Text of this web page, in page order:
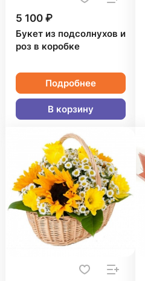
5 100 ₽
Букет из подсолнухов и
роз в коробке
Подробнее
В корзину